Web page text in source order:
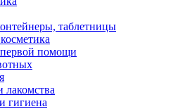
таблетницы
помощи
лакомства
гигиена